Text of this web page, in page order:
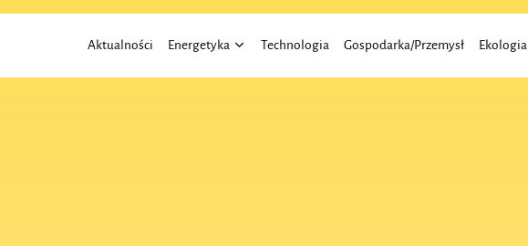
Aktualności Energetyka Technologia Gospodarka/Przemysł Ekologia